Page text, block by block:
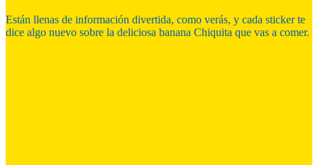
Están llenas de información divertida, como verás, y cada sticker te
dice algo nuevo sobre la deliciosa banana Chiquita que vas a comer.